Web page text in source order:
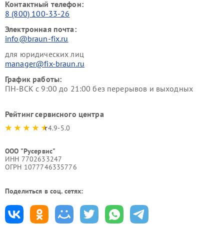
Контактный телефон:
8 (800) 100-33-26
Электронная почта:
info@braun-fix.ru
для юридических лиц
manager@fix-braun.ru
График работы:
ПН-ВСК с 9:00 до 21:00 без перерывов и выходных
Рейтинг сервисного центра
4.9-5.0
ООО "Русервис"
ИНН 7702633247
ОГРН 1077746335776
Поделиться в соц. сетях: